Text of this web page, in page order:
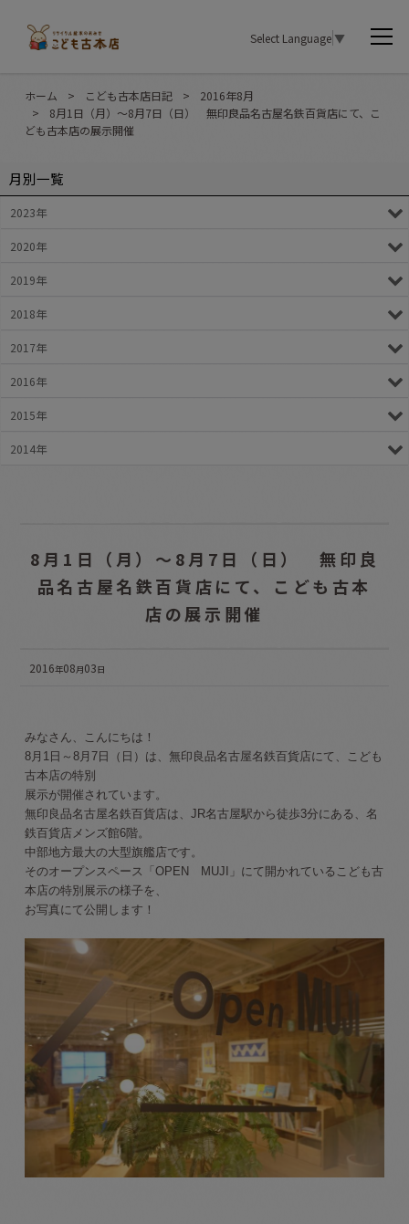
Select Language▼
ホーム > こども古本店日記 >
2016年8月
>
8月1日（月）～8月7日（日） 無印良品名古屋名鉄百貨店にて、こ
ども古本店の展示開催
8月1日（月）～8月7日（日） 無印良
品名古屋名鉄百貨店にて、こども古本
店の展示開催
2016年08月03日
みなさん、こんにちは！
8月1日～8月7日（日）は、無印良品名古屋名鉄百貨店にて、こども
古本店の特別
展示が開催されています。
無印良品名古屋名鉄百貨店は、JR名古屋駅から徒歩3分にある、名
鉄百貨店メンズ館6階。
中部地方最大の大型旗艦店です。
そのオープンスペース「OPEN MUJI」にて開かれているこども古
本店の特別展示の様子を、
お写真にて公開します！
月別一覧
2023年
2020年
2019年
2018年
2017年
2016年
2015年
2014年